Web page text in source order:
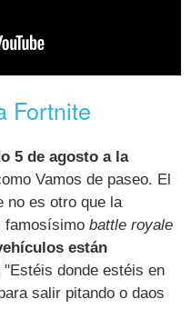
Fortnite
5 de agosto a la
Vamos de paseo. El
no es otro que la
famosísimobattle royale
están
"Estéis donde estéis en
salir pitando o daos